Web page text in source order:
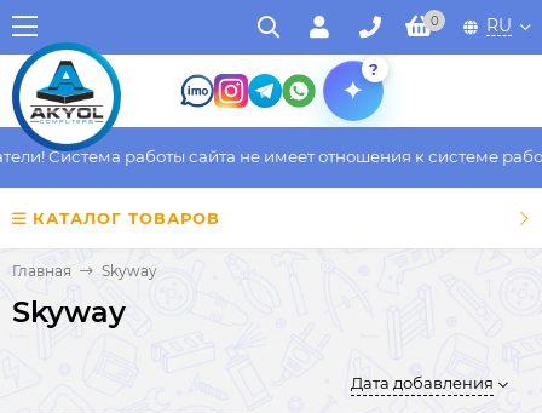
0 RU
?
Система работы сайта не имеет отношения к системе
КАТАЛОГ ТОВАРОВ
Главная Skyway
Skyway
Дата добавления